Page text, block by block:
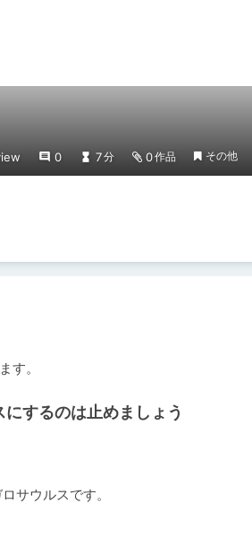
0 7分 0作品 その他
す。
するのは止めましょう
サウルスです。